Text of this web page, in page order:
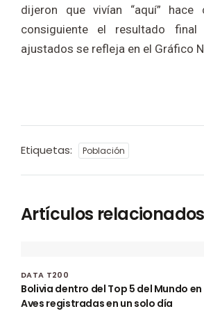
dijeron que vivían “aquí” hace
consiguiente el resultado
ajustados se refleja en el Gráfico
Etiquetas: Población
Artículos relacionados
DATA T200
Bolivia dentro del Top 5 del Mundo
Aves registradas en un solo día